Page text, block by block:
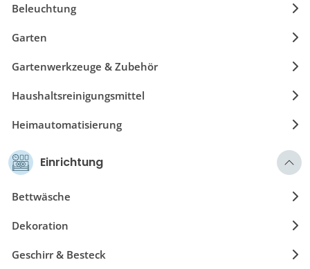
Beleuchtung
Garten
Gartenwerkzeuge & Zubehör
Haushaltsreinigungsmittel
Heimautomatisierung
Heimwerker
Einrichtung
Bettwäsche
Dekoration
Geschirr & Besteck